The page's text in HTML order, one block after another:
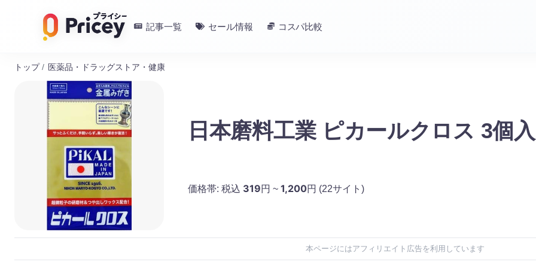
記事一覧 セール情報 コスパ比較
トップ / 医薬品・ドラッグストア・健康
日本磨料工業 ピカールクロス 3個
価格帯: 税込 319円 ~ 1,200円 (22サイト)
本ページにはアフィリエイト広告を利用しています